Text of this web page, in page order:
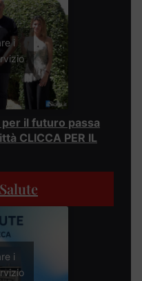
i
per il futuro passa
CLICCA PER IL
i